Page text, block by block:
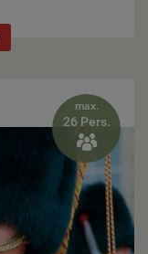
max.
26 Pers.
